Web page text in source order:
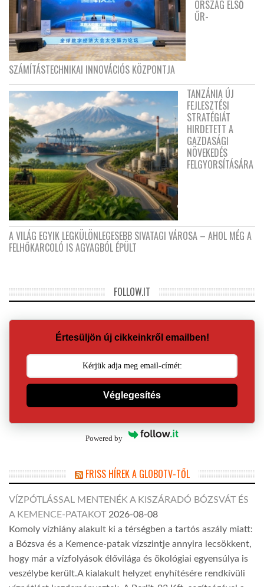
ORSZÁG ELSŐ
ŰR-
SZÁMÍTÁSTECHNIKAI INNOVÁCIÓS KÖZPONTJA
TANZÁNIA ÚJ
FEJLESZTÉSI
STRATÉGIÁT
HIRDETETT A
GAZDASÁGI
NÖVEKEDÉS
FELGYORSÍTÁSÁRA
A VILÁG EGYIK LEGKÜLÖNLEGESEBB SIVATAGI VÁROSA – AHOL MÉG A
FELHŐKARCOLÓ IS AGYAGBÓL ÉPÜLT
FOLLOW.IT
Értesüljön új cikkeinkről emailben!
Véglegesítés
Powered by
FRISS HÍREK A GLOBOTV-TŐL
VÍZPÓTLÁSSAL MENTENÉK A KISZÁRADÓ BÓZSVÁT ÉS
A KEMENCE-PATAKOT 2026-08-08
Komoly vízhiány alakult ki a térségben a tartós aszály miatt:
a Bózsva és a Kemence-patak vízszintje annyira lecsökkent,
hogy már a vízfolyások élővilága és ökológiai egyensúlya is
veszélybe került.A kialakult helyzet enyhítésére rendkívüli